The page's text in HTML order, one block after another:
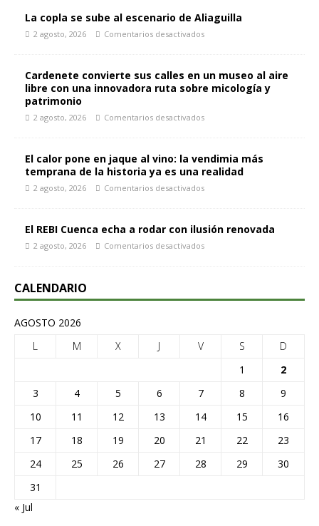
La copla se sube al escenario de Aliaguilla
2 agosto, 2026 Comentarios desactivados
Cardenete convierte sus calles en un museo al aire
libre con una innovadora ruta sobre micología y
patrimonio
2 agosto, 2026 Comentarios desactivados
El calor pone en jaque al vino: la vendimia más
temprana de la historia ya es una realidad
2 agosto, 2026 Comentarios desactivados
El REBI Cuenca echa a rodar con ilusión renovada
2 agosto, 2026 Comentarios desactivados
CALENDARIO
AGOSTO 2026
L
M X J V S
D
1
2
3
4 5 6 7 8
9
10
11 12 13 14 15
16
17
18 19 20 21 22
23
24
25 26 27 28 29
30
31
« Jul